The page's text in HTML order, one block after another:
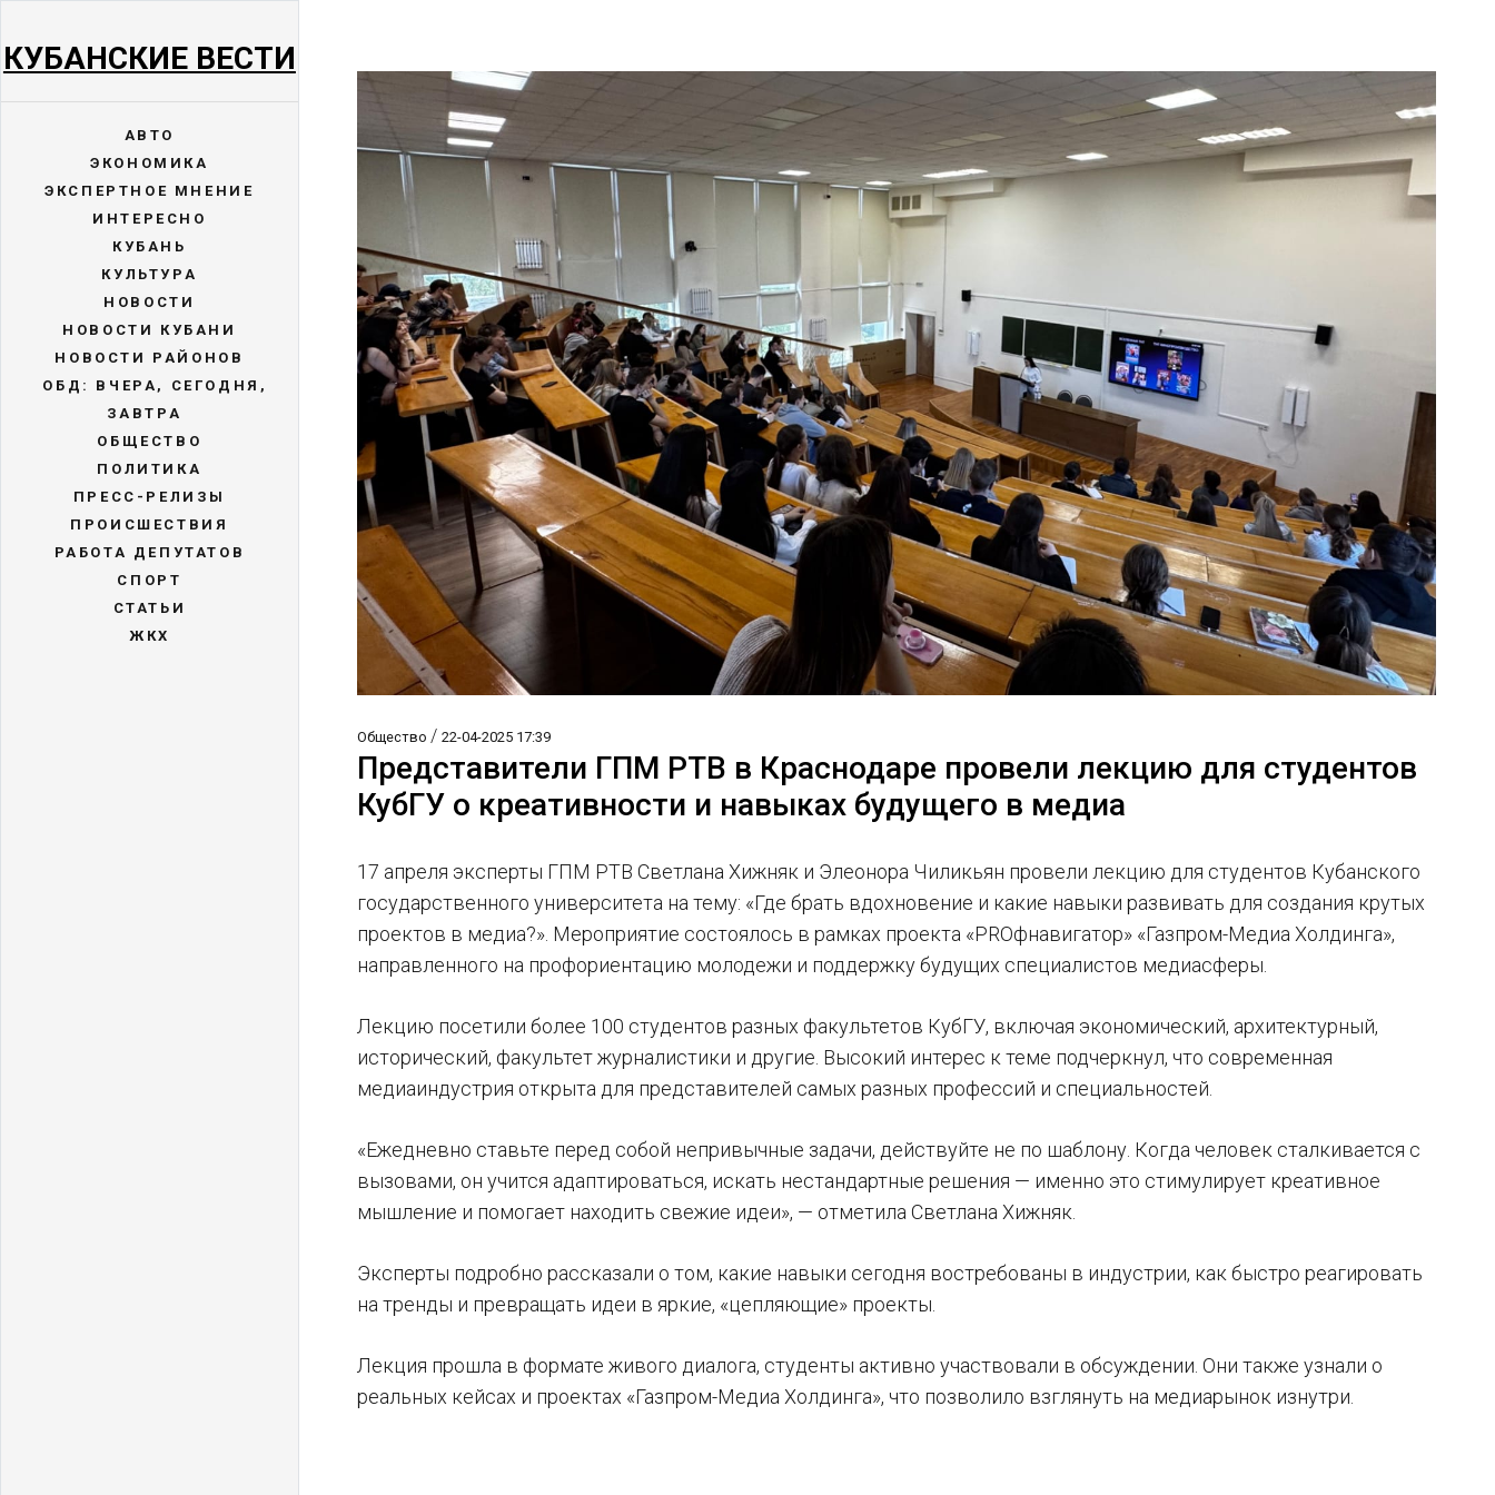
КУБАНСКИЕ ВЕСТИ
АВТО
ЭКОНОМИКА
ЭКСПЕРТНОЕ МНЕНИЕ
ИНТЕРЕСНО
КУБАНЬ
КУЛЬТУРА
НОВОСТИ
НОВОСТИ КУБАНИ
НОВОСТИ РАЙОНОВ
ОБД: ВЧЕРА, СЕГОДНЯ,
ЗАВТРА
ОБЩЕСТВО
ПОЛИТИКА
ПРЕСС-РЕЛИЗЫ
ПРОИСШЕСТВИЯ
РАБОТА ДЕПУТАТОВ
СПОРТ
СТАТЬИ
ЖКХ
Общество/22-04-2025 17:39
Представители ГПМ РТВ в Краснодаре провели лекцию для студентов
КубГУ о креативности и навыках будущего в медиа
17 апреля эксперты ГПМ РТВ Светлана Хижняк и Элеонора Чиликьян провели лекцию для студентов Кубанского
государственного университета на тему: «Где брать вдохновение и какие навыки развивать для создания крутых
проектов в медиа?». Мероприятие состоялось в рамках проекта «PROфнавигатор» «Газпром-Медиа Холдинга»,
направленного на профориентацию молодежи и поддержку будущих специалистов медиасферы.
Лекцию посетили более 100 студентов разных факультетов КубГУ, включая экономический, архитектурный,
исторический, факультет журналистики и другие. Высокий интерес к теме подчеркнул, что современная
медиаиндустрия открыта для представителей самых разных профессий и специальностей.
«Ежедневно ставьте перед собой непривычные задачи, действуйте не по шаблону. Когда человек сталкивается с
вызовами, он учится адаптироваться, искать нестандартные решения — именно это стимулирует креативное
мышление и помогает находить свежие идеи», — отметила Светлана Хижняк.
Эксперты подробно рассказали о том, какие навыки сегодня востребованы в индустрии, как быстро реагировать
на тренды и превращать идеи в яркие, «цепляющие» проекты.
Лекция прошла в формате живого диалога, студенты активно участвовали в обсуждении. Они также узнали о
реальных кейсах и проектах «Газпром-Медиа Холдинга», что позволило взглянуть на медиарынок изнутри.